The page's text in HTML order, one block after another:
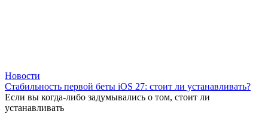
Новости
Стабильность первой беты iOS 27: стоит ли устанавливать?
Если вы когда-либо задумывались о том, стоит ли
устанавливать